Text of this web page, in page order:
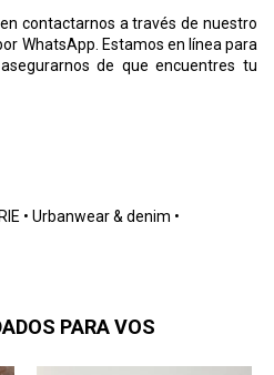
contactarnos a través de nuestro
WhatsApp. Estamos en línea para
de que encuentres tu
• Urbanwear & denim •
PARA VOS